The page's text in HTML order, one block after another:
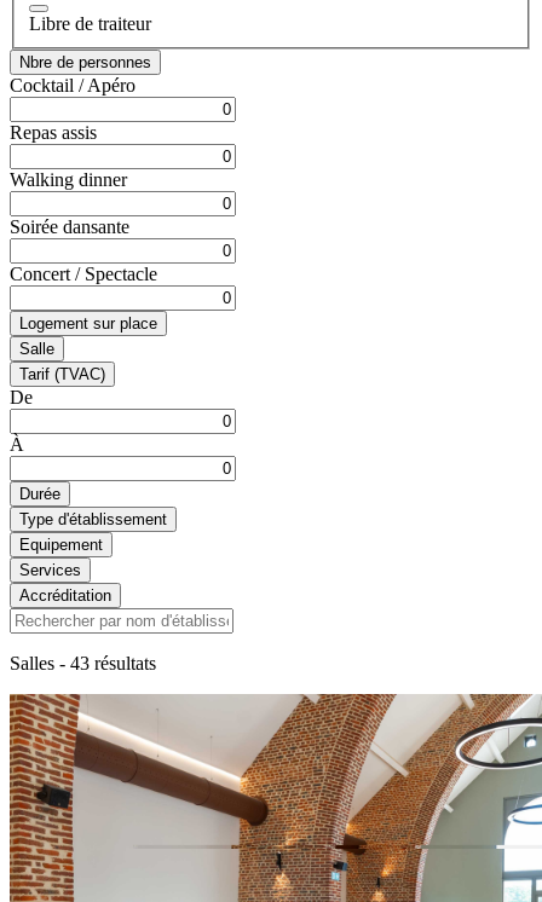
Libre de traiteur
Nbre de personnes
Cocktail / Apéro
Repas assis
Walking dinner
Soirée dansante
Concert / Spectacle
Logement sur place
Salle
Tarif (TVAC)
De
À
Durée
Type d'établissement
Equipement
Services
Accréditation
Salles - 43 résultats